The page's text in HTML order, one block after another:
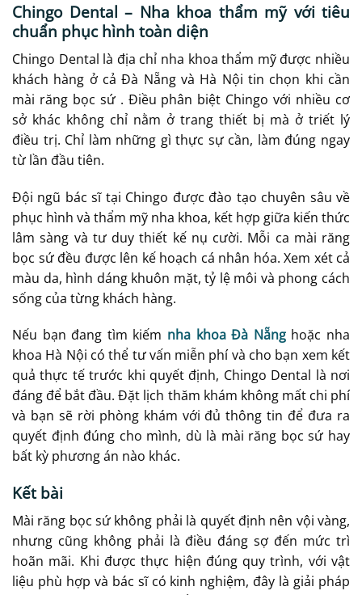
Chingo Dental – Nha khoa thẩm mỹ với tiêu
chuẩn phục hình toàn diện
Chingo Dental là địa chỉ nha khoa thẩm mỹ được nhiều
khách hàng ở cả Đà Nẵng và Hà Nội tin chọn khi cần
mài răng bọc sứ . Điều phân biệt Chingo với nhiều cơ
sở khác không chỉ nằm ở trang thiết bị mà ở triết lý
điều trị. Chỉ làm những gì thực sự cần, làm đúng ngay
từ lần đầu tiên.
Đội ngũ bác sĩ tại Chingo được đào tạo chuyên sâu về
phục hình và thẩm mỹ nha khoa, kết hợp giữa kiến thức
lâm sàng và tư duy thiết kế nụ cười. Mỗi ca mài răng
bọc sứ đều được lên kế hoạch cá nhân hóa. Xem xét cả
màu da, hình dáng khuôn mặt, tỷ lệ môi và phong cách
sống của từng khách hàng.
Nếu bạn đang tìm kiếm nha khoa Đà Nẵnghoặc nha
khoa Hà Nội có thể tư vấn miễn phí và cho bạn xem kết
quả thực tế trước khi quyết định, Chingo Dental là nơi
đáng để bắt đầu. Đặt lịch thăm khám không mất chi phí
và bạn sẽ rời phòng khám với đủ thông tin để đưa ra
quyết định đúng cho mình, dù là mài răng bọc sứ hay
bất kỳ phương án nào khác.
Kết bài
Mài răng bọc sứ không phải là quyết định nên vội vàng,
nhưng cũng không phải là điều đáng sợ đến mức trì
hoãn mãi. Khi được thực hiện đúng quy trình, với vật
liệu phù hợp và bác sĩ có kinh nghiệm, đây là giải pháp